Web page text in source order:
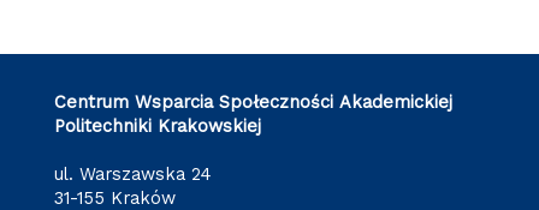
Centrum Wsparcia Społeczności Akademickiej
Politechniki Krakowskiej
ul. Warszawska 24
31-155 Kraków